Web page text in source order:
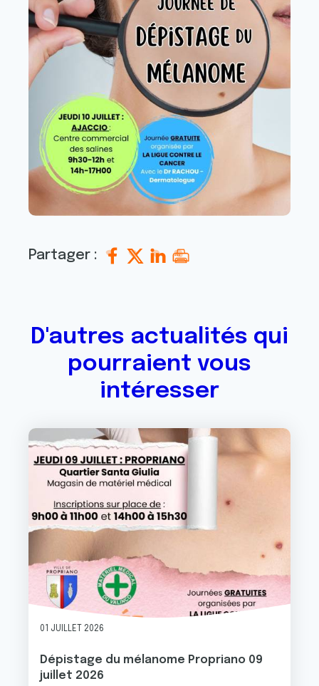
Partager :
D'autres actualités qui
pourraient vous
intéresser
Image
01 JUILLET 2026
Dépistage du mélanome Propriano 09
juillet 2026